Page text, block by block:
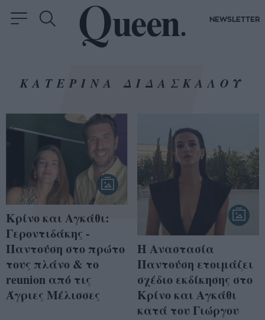
NEWSLETTER
ΚΑΤΕΡΙΝΑ ΔΙΔΑΣΚΑΛΟΥ
Κρίνο και Αγκάθι:
Γεροντιδάκης -
Παντούση στο πρώτο
τους πλάνο & το
reunion από τις
Άγριες Μέλισσες
Η Αναστασία
Παντούση ετοιμάζει
σχέδιο εκδίκησης στο
Κρίνο και Αγκάθι
κατά του Γιώργου